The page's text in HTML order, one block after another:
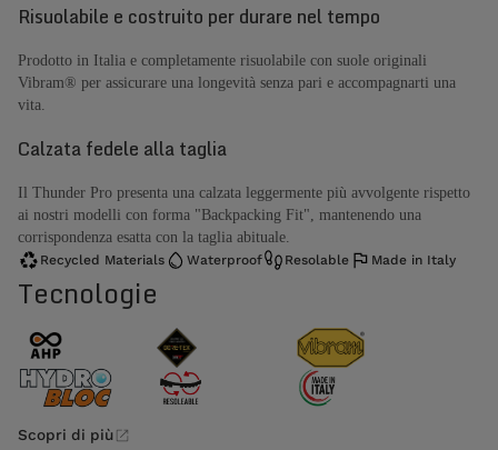
Risuolabile e costruito per durare nel tempo
Prodotto in Italia e completamente risuolabile con suole originali
Vibram® per assicurare una longevità senza pari e accompagnarti una
vita.
Calzata fedele alla taglia
Il Thunder Pro presenta una calzata leggermente più avvolgente rispetto
ai nostri modelli con forma "Backpacking Fit", mantenendo una
corrispondenza esatta con la taglia abituale.
Recycled Materials Waterproof Resolable Made in Italy
Tecnologie
Scopri di più